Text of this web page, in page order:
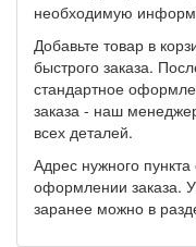
необходимую
Добавьте товар в
быстрого заказа.
стандартное
заказа - наш
всех деталей.
Адрес нужного
оформлении заказа.
заранее можно в